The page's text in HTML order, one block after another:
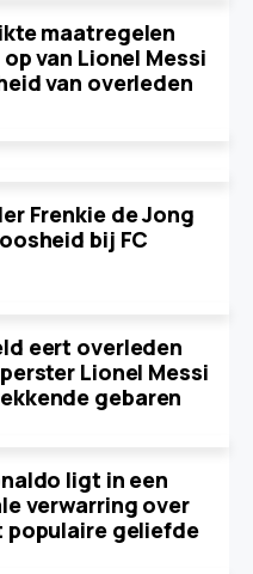
maatregelen
van Lionel Messi
van overleden
Frenkie de Jong
bij FC
eert overleden
Lionel Messi
gebaren
ligt in een
verwarring over
populaire geliefde